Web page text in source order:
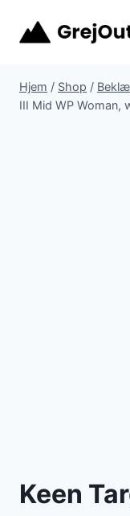
Hjem / Shop /
III Mid WP Woman,
Keen